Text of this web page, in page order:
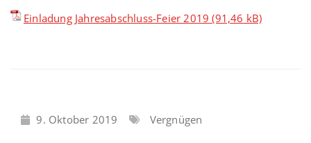
Einladung Jahresabschluss-Feier 2019
9. Oktober 2019 Vergnügen